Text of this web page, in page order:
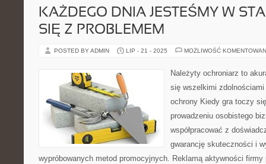
KAŻDEGO DNIA JESTEŚMY W
SIĘ Z PROBLEMEM
POSTED BY ADMIN LIP - 21 - 2025 MOŻLIWOŚĆ
Należyty ochroniarz to
się wszelkimi
ochrony Kiedy gra toczy
prowadzeniu osobistego
współpracować z
gwarancję skuteczności i
wypróbowanych metod promocyjnych. Reklamą aktywności